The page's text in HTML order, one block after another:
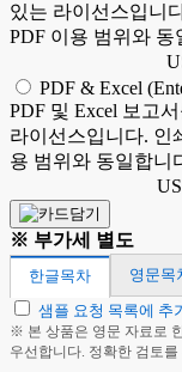
있는 라이선스입니
PDF 이용 범위와 동
PDF & Excel
PDF 및 Excel 보고
라이선스입니다. 인
용 범위와 동일합니
※ 부가세 별도
한글목차
영문목
샘플 요청 목록에 추
※ 본 상품은 영문 자료로
우선합니다. 정확한 검토